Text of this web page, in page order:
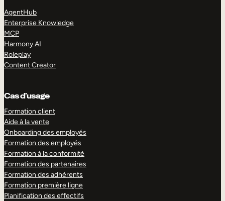
AgentHub
Enterprise Knowledge
MCP
Harmony AI
Roleplay
Content Creator
Cas d’usage
Formation client
Aide à la vente
Onboarding des employés
Formation des employés
Formation à la conformité
Formation des partenaires
Formation des adhérents
Formation première ligne
Planification des effectifs